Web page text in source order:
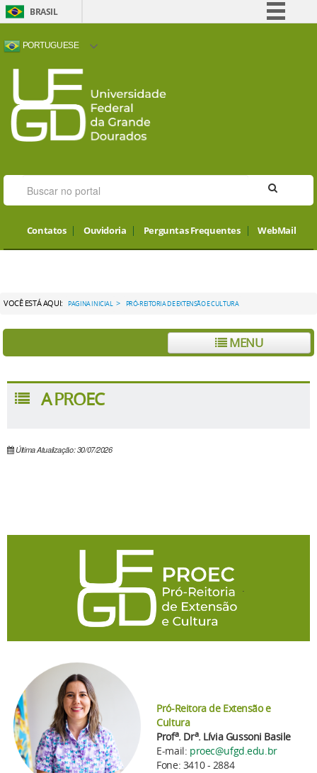
BRASIL
PORTUGUESE
ACESSIBILIDADE ALTO CONTRASTE
Contatos Ouvidoria Perguntas Frequentes WebMail
VOCÊ ESTÁ AQUI: PAGINA INICIAL > PRÓ-REITORIA DE EXTENSÃO E CULTURA
MENU
A PROEC
Última Atualização: 30/07/2026
.
Pró-Reitora de Extensão e
Cultura
Profa. Dra. Lívia Gussoni Basile
E-mail: proec@ufgd.edu.br
Fone: 3410 - 2884